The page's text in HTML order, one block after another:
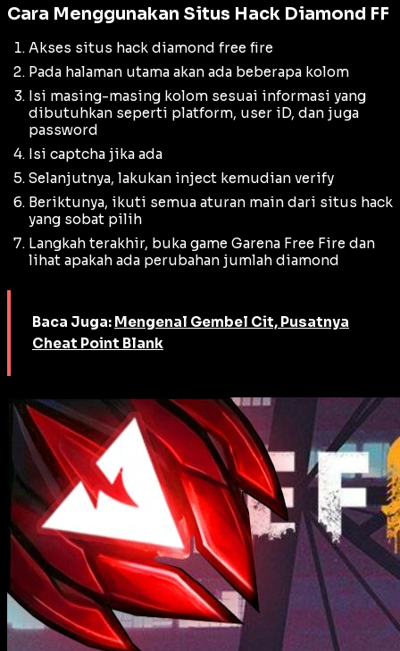
Cara Menggunakan Situs Hack Diamond FF
Akses situs hack diamond free fire
Pada halaman utama akan ada beberapa kolom
Isi masing-masing kolom sesuai informasi yang
dibutuhkan seperti platform, user iD, dan juga
password
Isi captcha jika ada
Selanjutnya, lakukan inject kemudian verify
Beriktunya, ikuti semua aturan main dari situs hack
yang sobat pilih
Langkah terakhir, buka game Garena Free Fire dan
lihat apakah ada perubahan jumlah diamond
Baca Juga: Mengenal Gembel Cit, Pusatnya
Cheat Point Blank